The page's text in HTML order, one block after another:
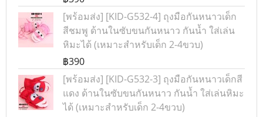
[พร้อมส่ง] [KID-G532-4] ถุงมือกันหนาวเด็ก
สีชมพู ด้านในซับขนกันหนาว กันน้ำ ใส่เล่น
หิมะได้ (เหมาะสำหรับเด็ก 2-4ขวบ)
฿390
[พร้อมส่ง] [KID-G532-3] ถุงมือกันหนาวเด็กสี
แดง ด้านในซับขนกันหนาว กันน้ำ ใส่เล่นหิมะ
ได้ (เหมาะสำหรับเด็ก 2-4ขวบ)